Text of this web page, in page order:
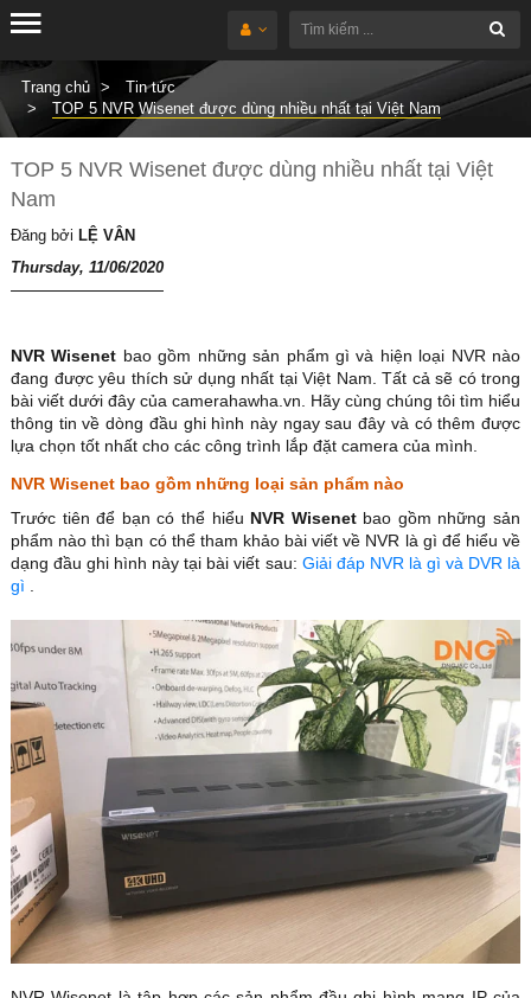
Trang chủ
Tin tức
TOP 5 NVR Wisenet được dùng nhiều nhất tại Việt Nam
TOP 5 NVR Wisenet được dùng nhiều nhất tại Việt
Nam
Đăng bởi LỆ VÂN
Thursday, 11/06/2020
NVR Wisenet bao gồm những sản phẩm gì và hiện loại NVR nào
đang được yêu thích sử dụng nhất tại Việt Nam. Tất cả sẽ có trong
bài viết dưới đây của camerahawha.vn. Hãy cùng chúng tôi tìm hiểu
thông tin về dòng đầu ghi hình này ngay sau đây và có thêm được
lựa chọn tốt nhất cho các công trình lắp đặt camera của mình.
NVR Wisenet bao gồm những loại sản phẩm nào
Trước tiên để bạn có thể hiểu NVR Wisenetbao gồm những sản
phẩm nào thì bạn có thể tham khảo bài viết về NVR là gì để hiểu về
dạng đầu ghi hình này tại bài viết sau: Giải đáp NVR là gì và DVR là
gì